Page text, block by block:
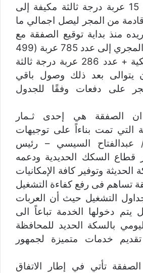
الحديدية بإجمالي 15 عربة درجة ثالثة مكيفة إلى
قادمة من المجر ليصل اجمالي ما
منذ بداية توقيع الصفقة مع
التحالف الروسي المجري إلى عدد 785 عربة (499
عربة تهوية ديناميكية + عدد 286 عربة درجة ثالثة
بعد ذلك وصول باقي
على دفعات وفقًا للجدول
الصفقة هي إحدى ثـمار
التي تمت بناءاً على توجيهات
عبدالفتاح السيسي – رئيس
قطاع السكك الحديدية ودعمه
الحديثة وتوفير كافة الإمكانيات
تساهم فى رفع كفاءة التشغيل
التشغيل حيث أن العربات
يتم دخولها الخدمة تباعاً الى
بالسكة الحديد للمحافظة
خدمات متميزة لجمهور
تأتي في إطار الاتفاق